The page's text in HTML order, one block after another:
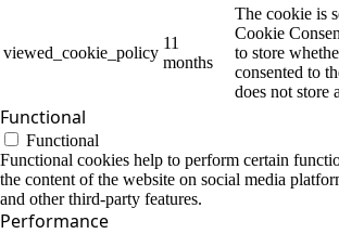
viewed_cookie_policy
11
months
The cookie is
Cookie
to store
consented to
does not store
Functional
Functional
Functional cookies help to perform certain
the content of the website on social media
and other third-party features.
Performance